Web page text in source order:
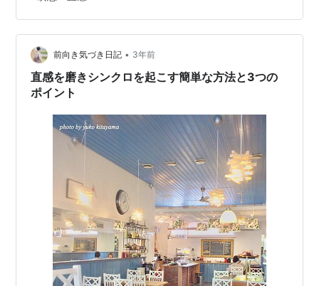
直感をどうやって育てて…
前向き気づき日記 • 3年前
直感を磨きシンクロを起こす簡単な方法と3つの
ポイント